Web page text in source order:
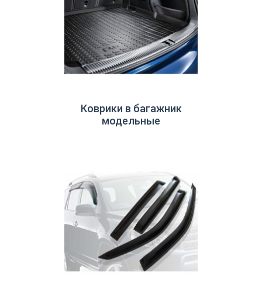
Коврики в багажник
модельные